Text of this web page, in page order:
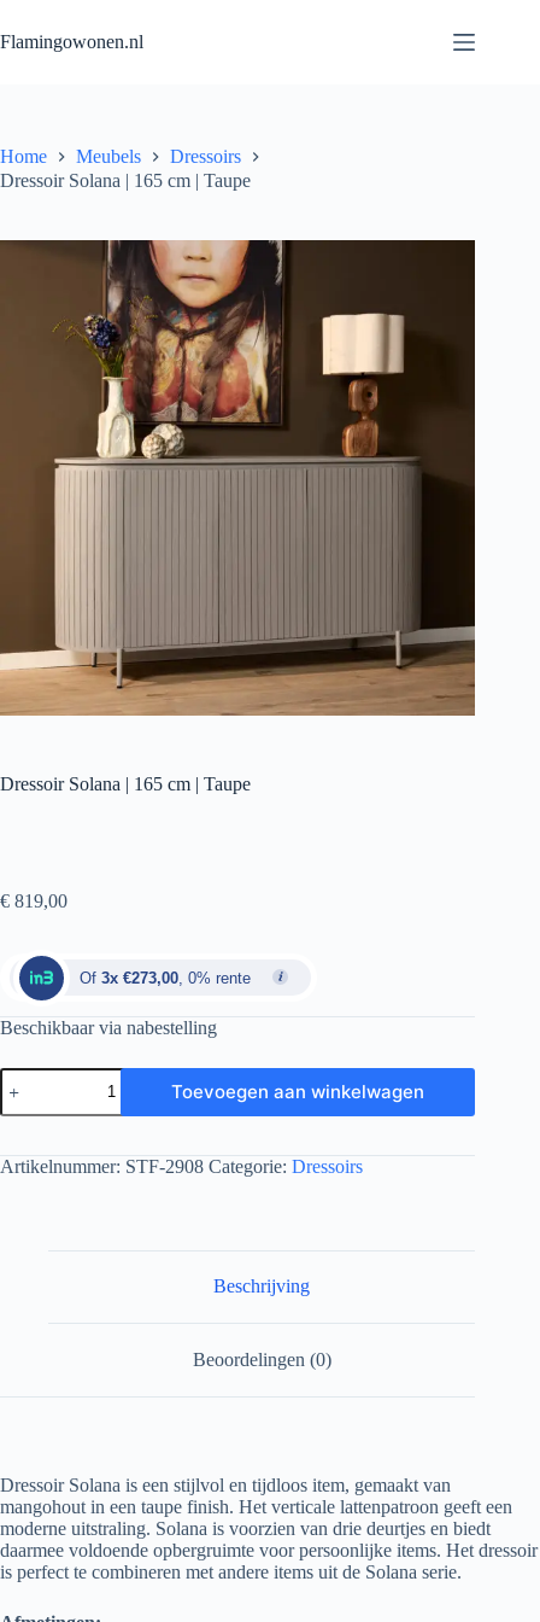
Flamingowonen.nl
Home Meubels
Dressoirs
Dressoir Solana | 165 cm | Taupe
Dressoir Solana | 165 cm | Taupe
€ 819,00
Of 3x €273,00 , 0% rente
Beschikbaar via nabestelling
Toevoegen aan winkelwagen
Artikelnummer: STF-2908 Categorie: Dressoirs
Beschrijving
Beoordelingen (0)
Dressoir Solana is een stijlvol en tijdloos item, gemaakt van
mangohout in een taupe finish. Het verticale lattenpatroon geeft een
moderne uitstraling. Solana is voorzien van drie deurtjes en biedt
daarmee voldoende opbergruimte voor persoonlijke items. Het dressoir
is perfect te combineren met andere items uit de Solana serie.